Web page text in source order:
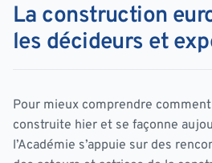
La construction
les décideurs et
Pour mieux comprendre comment
construite hier et se façonne
l’Académie s’appuie sur des